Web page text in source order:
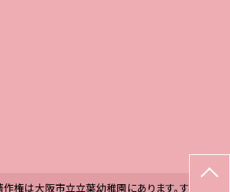
権は大阪市立立葉幼稚園にあります。すべての画